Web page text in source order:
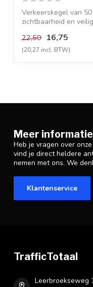
Verkeerskegel van
zichtbaarheid en
22,50 16,75
(20,27 incl. BTW)
Meer informatie
Heb je vragen over
vind je direct heldere
nemen met ons. We
Klantenservice
TrafficTotaal
Leerbroekseweg